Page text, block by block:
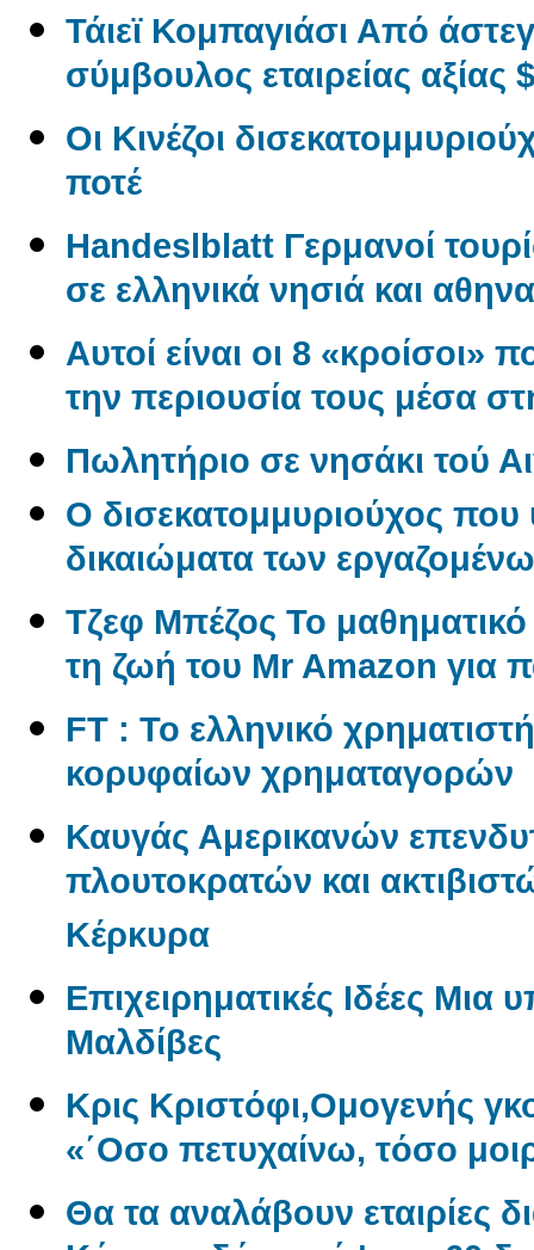
Τάιεϊ Κομπαγιάσι Από
σύμβουλος εταιρείας αξίας
Οι Κινέζοι
ποτέ
Handeslblatt Γερμανοί
σε ελληνικά νησιά και
Αυτοί είναι οι 8 «κροίσοι»
την περιουσία τους μέσα
Πωλητήριο σε νησάκι τού
O δισεκατομμυριούχος που
δικαιώματα των
Tζεφ Μπέζος Το
τη ζωή του Mr Amazon για
FT : Το ελληνικό
κορυφαίων χρηματαγορών
Καυγάς Αμερικανών
πλουτοκρατών και
Κέρκυρα
Επιχειρηματικές Ιδέες Μια
Μαλδίβες
Κρις Κριστόφι,Ομογενής
«΄Οσο πετυχαίνω, τόσο
Θα τα αναλάβουν εταιρίες